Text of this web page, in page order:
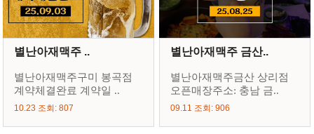
별난아재맥주 ..
별난아재맥주구미 봉곡점
계약체결완료 계약일 ..
10.23 조회: 807
별난아재맥주 금산..
별난아재맥주금산 상리점
오픈매장주소: 충남 금..
09.11 조회: 906